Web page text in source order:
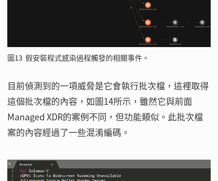
圖13 假安裝程式感染過程觸發的相關事件。
目前偵測到的一項威脅是它會執行批次檔，這裡取得
這個批次檔的內容，如圖14所示，雖然它與前面
Managed XDR的案例不同，但功能類似。此批次檔
案的內容經過了一些混淆編碼。